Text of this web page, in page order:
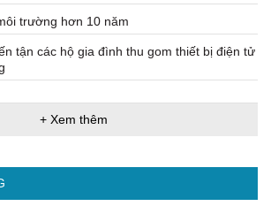
trường hơn 10 năm
tận các hộ gia đình thu gom thiết bị điện tử
+ Xem thêm